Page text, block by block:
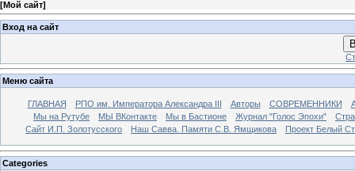
[Мой сайт]
Вход на сайт
Меню сайта
ГЛАВНАЯ РПО им. Императора Александра III Авторы СОВРЕМЕННИКИ
Мы на Рутубе
МЫ ВКонтакте Мы в Бастионе Журнал "Голос Эпохи"
Сайт И.П. Золотусского
Наш Савва. Памяти С.В. Ямщикова Проект Белый
Categories